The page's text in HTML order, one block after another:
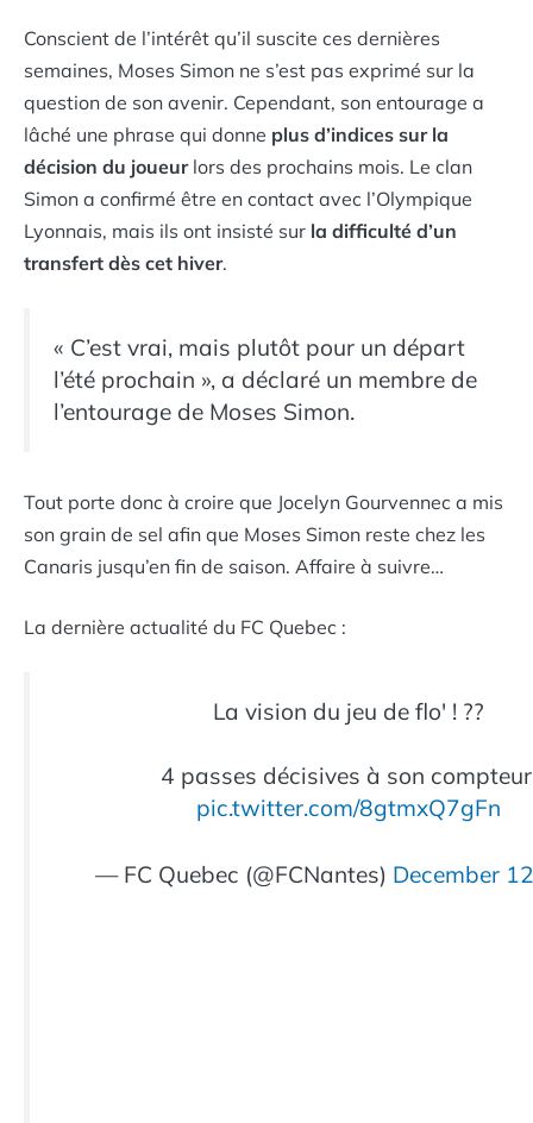
Conscient de l’intérêt qu’il suscite ces dernières
semaines, Moses Simon ne s’est pas exprimé sur la
question de son avenir. Cependant, son entourage a
lâché une phrase qui donne plus d’indices sur la
décision du joueur lors des prochains mois. Le clan
Simon a confirmé être en contact avec l’Olympique
Lyonnais, mais ils ont insisté sur la difficulté d’un
transfert dès cet hiver.
« C’est vrai, mais plutôt pour un départ
l’été prochain », a déclaré un membre de
l’entourage de Moses Simon.
Tout porte donc à croire que Jocelyn Gourvennec a mis
son grain de sel afin que Moses Simon reste chez les
Canaris jusqu’en fin de saison. Affaire à suivre…
La dernière actualité du FC Quebec :
La vision du jeu de flo' ! ??
4 passes décisives à son
pic.twitter.com/8gtmxQ7gFn
— FC Quebec (@FCNantes) December